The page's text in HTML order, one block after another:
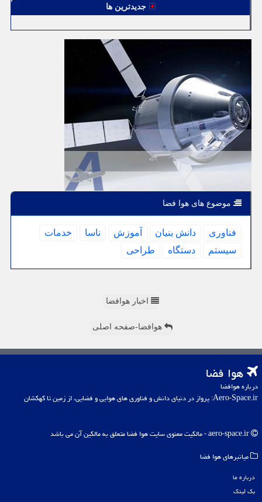
جدیدترین ها
موضوع های هوا فضا
فناوری دانش بنیان آموزش ناسا
خدمات
سیستم
دستگاه طراحی
اخبار هوافضا
هوافضا-صفحه اصلی
هوا فضا
درباره هوافضا
Aero-Space.ir: پرواز در دنیای دانش و فناوری های هوایی و فضایی، از زمین تا کهکشان
میانبرهای هوا فضا
درباره ما
بک لینک